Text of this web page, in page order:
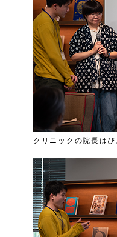
クリニックの院長は